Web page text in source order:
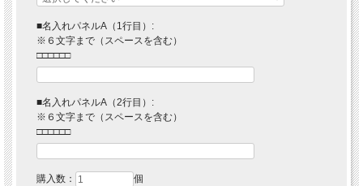
■名入れパネルA（1行目）:
※６文字まで（スペースを含む）
□□□□□□
■名入れパネルA（2行目）:
※６文字まで（スペースを含む）
□□□□□□
購入数： 個